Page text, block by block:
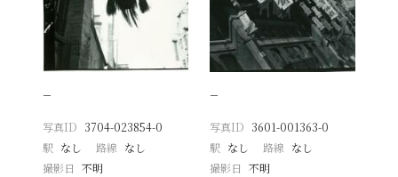
−
写真ID 3704-023854-0
駅 なし 路線 なし
撮影日
不明
−
写真ID 3601-001363-0
駅 なし 路線 なし
撮影日 不明